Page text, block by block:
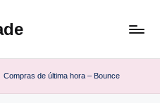
Compras de última hora – Bounce